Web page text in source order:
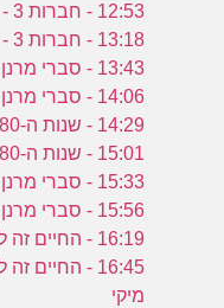
12:53 - חברות 3 - 2. הקרב על הציצי
13:18 - חברות 3 - 3. קורס החייאה
13:43 - סברי מרנן 3 - 3. אמא'שך
14:06 - סברי מרנן 3 - 4. הפונדק
14:29 - שנות ה-80 עונה 4 - 21. טקס החינה
15:01 - שנות ה-80 עונה 5 - 1. לא בלי ויצ'ליקו
15:33 - סברי מרנן 3 - 5. קרנית
15:56 - סברי מרנן 3 - 6. בין שני הרים
16:19 - החיים זה לא הכל 6 - 6. אורלי בהיריון
מיקי